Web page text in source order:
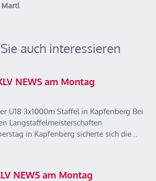
auch interessieren
NEWS am Montag
U18 3x1000m Staffel in Kapfenberg Bei
Langstaffelmeisterschaften
in Kapfenberg sicherte sich die…
NEWS am Montag